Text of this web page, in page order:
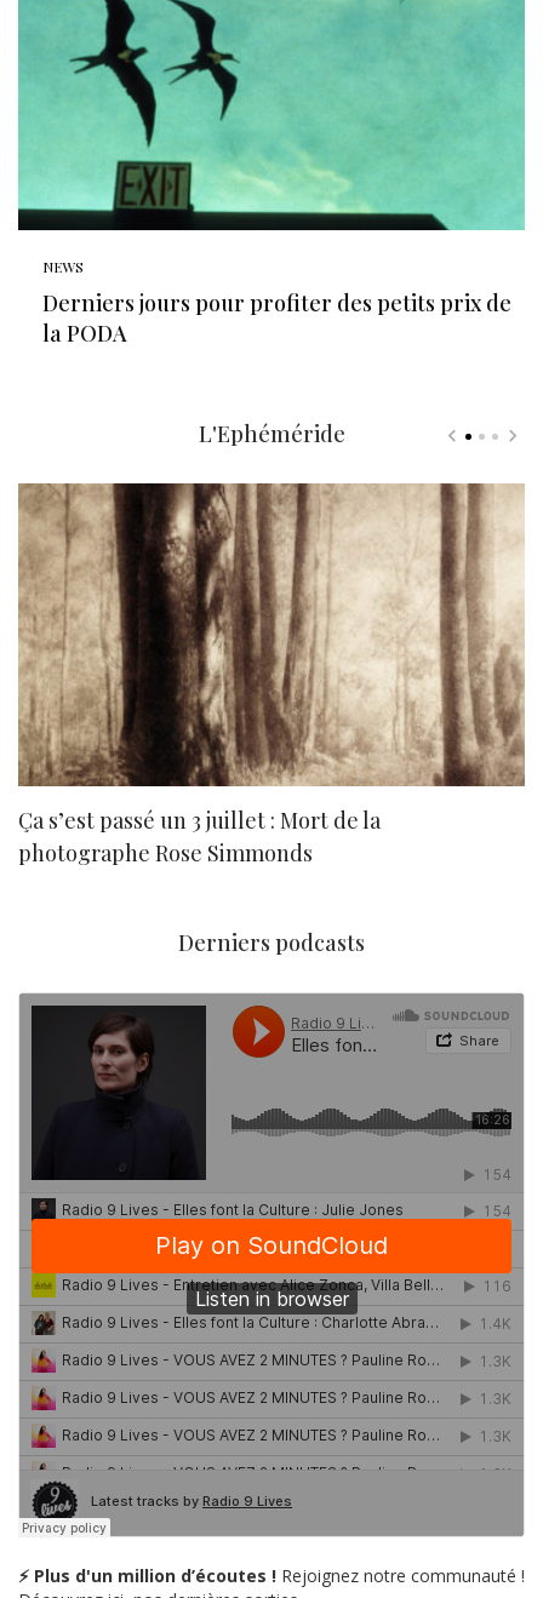
NEWS
Derniers jours pour profiter des petits prix de
la PODA
L'Ephéméride
Ça s’est passé un 3 juillet : Mort de la
photographe Rose Simmonds
Derniers podcasts
⚡ Plus d'un million d’écoutes ! Rejoignez notre communauté !